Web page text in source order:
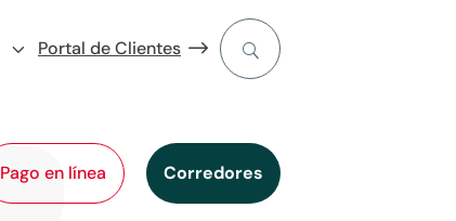
Portal de Clientes
Pago en línea Corredores